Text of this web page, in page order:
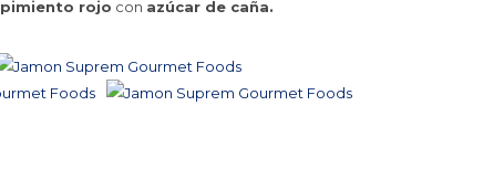
pimiento rojo con azúcar de caña.